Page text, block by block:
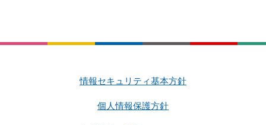
情報セキュリティ基本方針
個人情報保護方針